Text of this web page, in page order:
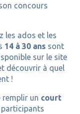
concours
les ados et les
14 à 30 ans sont
sur le site
découvrir à quel
!
un court
participants